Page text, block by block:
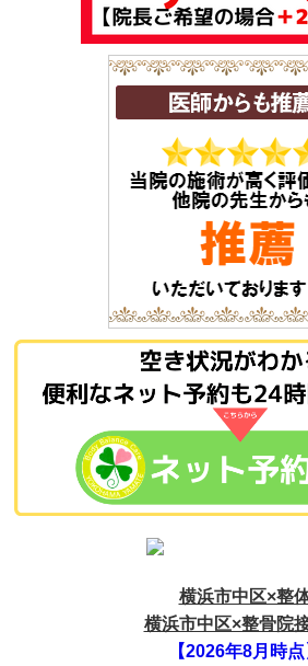
横浜市中区×整
横浜市中区×整骨院
【2026年8月時点